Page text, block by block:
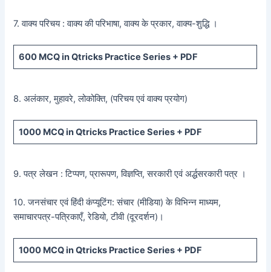
7. वाक्य परिचय : वाक्य की परिभाषा, वाक्य के प्रकार, वाक्य-शुद्धि ।
600 MCQ in Qtricks Practice Series + PDF
8. अलंकार, मुहावरे, लोकोक्ति, (परिचय एवं वाक्य प्रयोग)
1000 MCQin Qtricks Practice Series + PDF
9. पत्र लेखन : टिप्पण, प्रारूपण, विज्ञप्ति, सरकारी एवं अर्द्धसरकारी पत्र ।
10. जनसंचार एवं हिंदी कंप्यूटिंग: संचार (मीडिया) के विभिन्न माध्यम,
समाचारपत्र-पत्रिकाएँ, रेडियो, टीवी (दूरदर्शन)।
1000 MCQin Qtricks Practice Series + PDF